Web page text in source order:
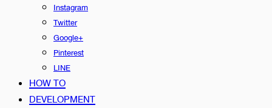
Instagram
Twitter
Google+
Pinterest
LINE
HOW TO
DEVELOPMENT